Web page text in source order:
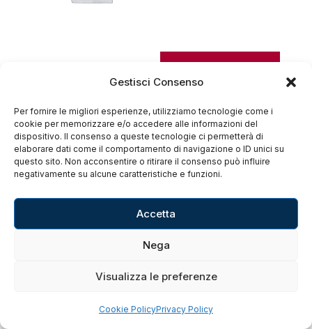
Gestisci Consenso
Per fornire le migliori esperienze, utilizziamo tecnologie come i
cookie per memorizzare e/o accedere alle informazioni del
dispositivo. Il consenso a queste tecnologie ci permetterà di
elaborare dati come il comportamento di navigazione o ID unici su
questo sito. Non acconsentire o ritirare il consenso può influire
negativamente su alcune caratteristiche e funzioni.
Accetta
Nega
Visualizza le preferenze
Cookie PolicyPrivacy Policy